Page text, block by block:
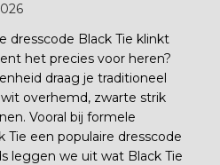
dresscode Black Tie klinkt
het precies voor heren?
draag je traditioneel
overhemd, zwarte strik
Vooral bij formele
Tie een populaire dresscode
leggen we uit wat Black Tie